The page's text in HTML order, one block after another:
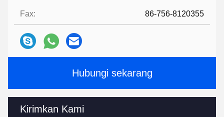
Fax: 86-756-8120355
Hubungi sekarang
Kirimkan Kami